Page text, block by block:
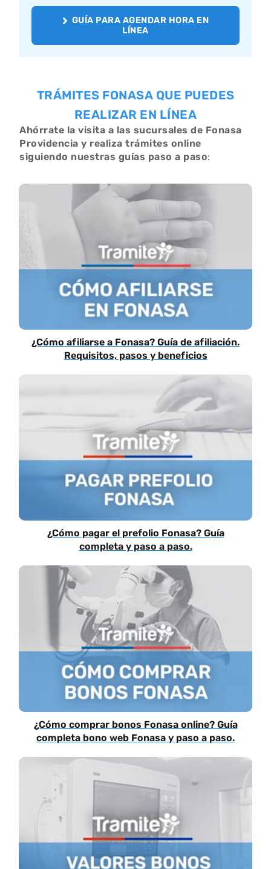
GUÍA PARA AGENDAR HORA EN
LÍNEA
TRÁMITES FONASA QUE PUEDES
REALIZAR EN LÍNEA
Ahórrate la visita a las sucursales de Fonasa
Providencia y realiza trámites online
siguiendo nuestras guías paso a paso:
¿Cómo afiliarse a Fonasa? Guía de afiliación.
Requisitos, pasos y beneficios
¿Cómo pagar el prefolio Fonasa? Guía
completa y paso a paso.
¿Cómo comprar bonos Fonasa online? Guía
completa bono web Fonasa y paso a paso.